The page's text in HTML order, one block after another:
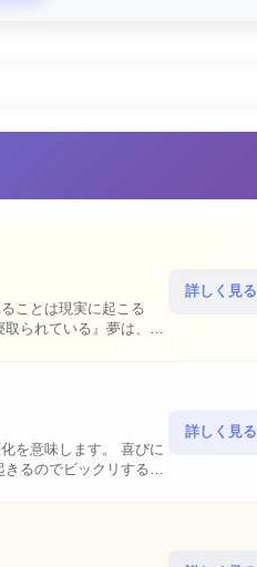
ことは現実に起こる
詳しく見る
味します。 喜びに
詳しく見る